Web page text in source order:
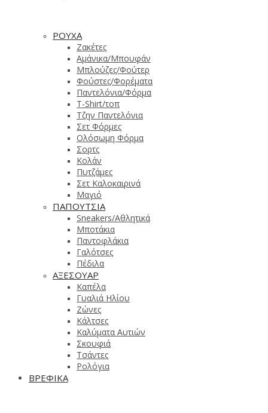
ΡΟΥΧΑ
Ζακέτες
Αμάνικα/Μπουφάν
Μπλούζες/Φούτερ
Φούστες/Φορέματα
Παντελόνια/Φόρμα
T-Shirt/τοπ
Τζην Παντελόνια
Σετ Φόρμες
Ολόσωμη Φόρμα
Σορτς
Κολάν
Πυτζάμες
Σετ Καλοκαιρινά
Μαγιό
ΠΑΠΟΥΤΣΙΑ
Sneakers/Αθλητικά
Μποτάκια
Παντοφλάκια
Γαλότσες
Πέδιλα
ΑΞΕΣΟΥΑΡ
Καπέλα
Γυαλιά Ηλίου
Ζώνες
Κάλτσες
Καλύματα Αυτιών
Σκουφιά
Τσάντες
Ρολόγια
ΒΡΕΦΙΚΑ